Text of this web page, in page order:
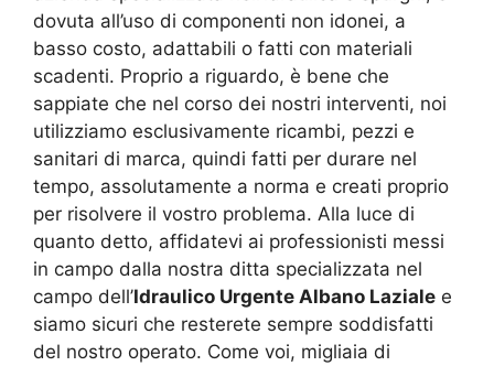
dovuta all’uso di componenti non idonei, a
basso costo, adattabili o fatti con materiali
scadenti. Proprio a riguardo, è bene che
sappiate che nel corso dei nostri interventi, noi
utilizziamo esclusivamente ricambi, pezzi e
sanitari di marca, quindi fatti per durare nel
tempo, assolutamente a norma e creati proprio
per risolvere il vostro problema. Alla luce di
quanto detto, affidatevi ai professionisti messi
in campo dalla nostra ditta specializzata nel
campo dell’Idraulico Urgente Albano Laziale e
siamo sicuri che resterete sempre soddisfatti
del nostro operato. Come voi, migliaia di